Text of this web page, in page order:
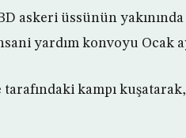
askeri üssünün
yardım konvoyu Ocak
kampı